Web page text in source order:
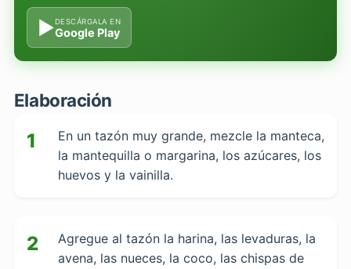
▶DESCÁRGALA EN
Google Play
Elaboración
1
En un tazón muy grande, mezcle la manteca,
la mantequilla o margarina, los azúcares, los
huevos y la vainilla.
2
Agregue al tazón la harina, las levaduras, la
avena, las nueces, la coco, las chispas de